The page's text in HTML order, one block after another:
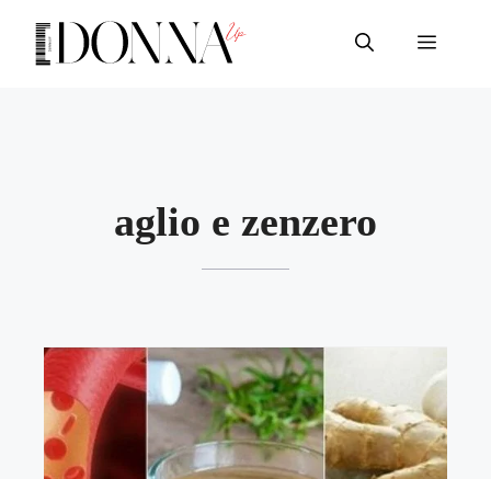
contenuto
Menu
aglio e zenzero